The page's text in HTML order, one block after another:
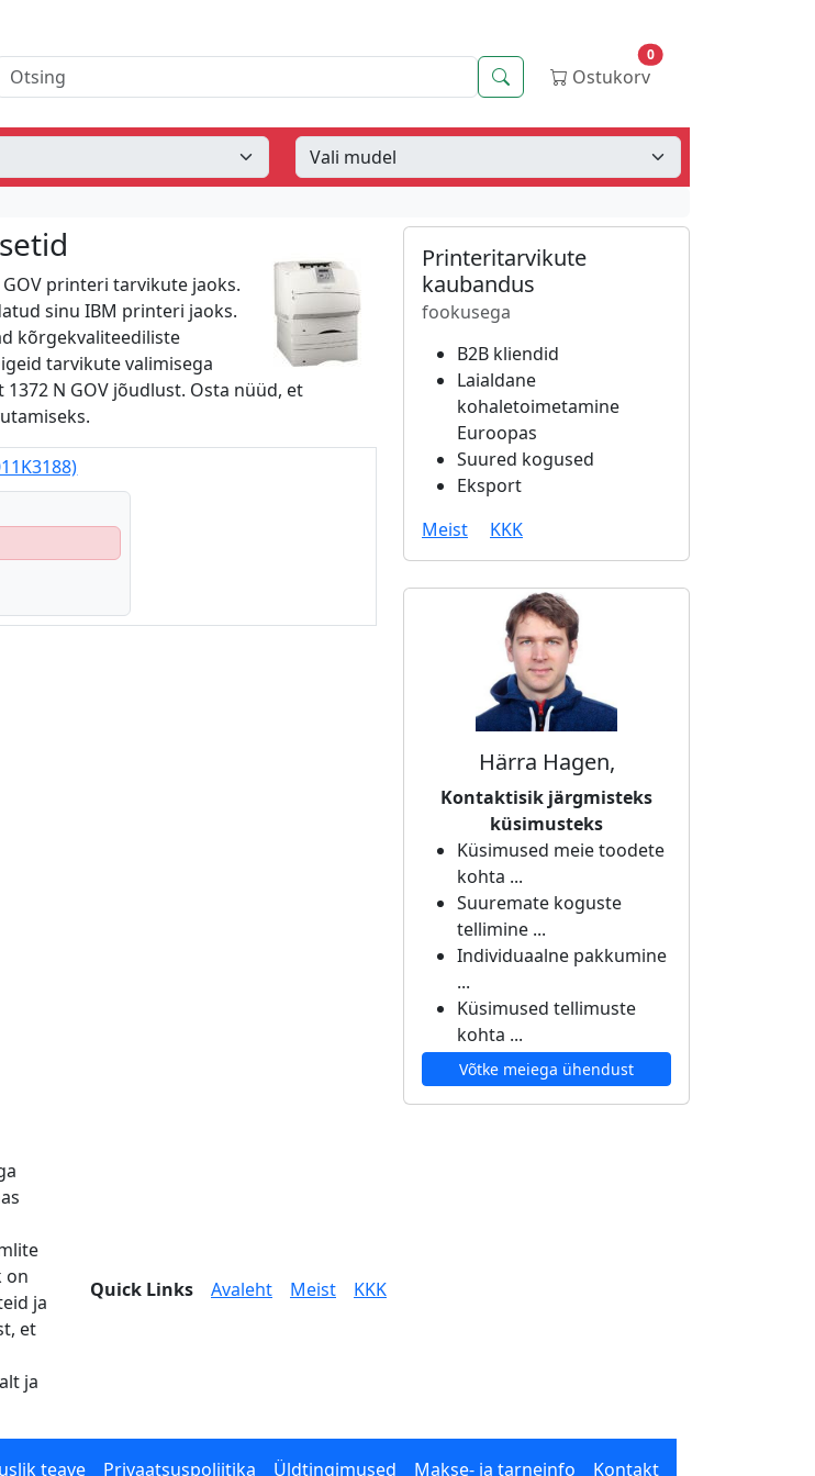
Otsing Otsing Ostukorv
0
printeri tarvikute jaoks.
sinu IBM printeri jaoks.
kõrgekvaliteediliste
tarvikute valimisega
N GOV jõudlust. Osta nüüd, et
Printeritarvikute
kaubandus
fookusega
B2B kliendid
Laialdane
kohaletoimetamine
Euroopas
Suured kogused
Eksport
Meist
KKK
Härra Hagen,
Kontaktisik järgmisteks
küsimusteks
Küsimused meie toodete
kohta ...
Suuremate koguste
tellimine ...
Individuaalne pakkumine
...
Küsimused tellimuste
kohta ...
Võtke meiega ühendust
on
ja
et
ja
Quick Links Avaleht Meist KKK
teave Privaatsuspoliitika Üldtingimused Makse- ja tarneinfo Kontakt